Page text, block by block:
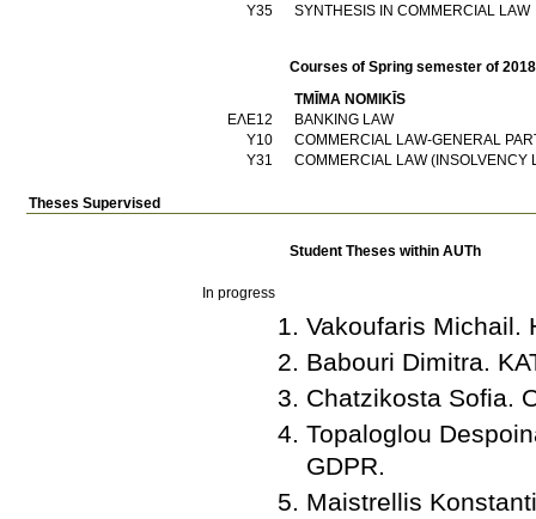
Υ35
SYNTHESIS IN COMMERCIAL LAW
Courses of Spring semester of
TMĪMA NOMIKĪS
ΕΛΕ12
BANKING LAW
Υ10
COMMERCIAL LAW-GENERAL
Υ31
COMMERCIAL LAW (INSOLVENCY
Theses Supervised
Student Theses within AUTh
In progress
Vakoufaris
Babouri Dimitra.
Chatzikosta
Topaloglou
GDPR.
Maistrellis